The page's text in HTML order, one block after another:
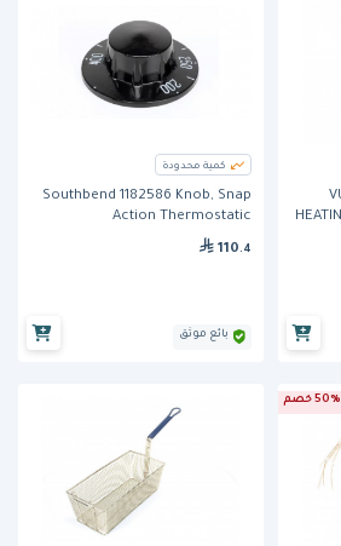
كمية محدودة
Southbend 1182586 Knob, Snap
Action Thermostatic
110 .4
بائع موثق
50% خصم